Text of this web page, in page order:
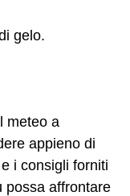
gelo.
meteo a
appieno di
i consigli forniti
possa affrontare